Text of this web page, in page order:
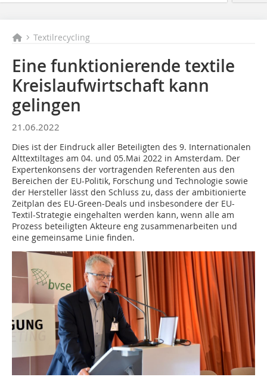
Textilrecycling
Eine funktionierende textile
Kreislaufwirtschaft kann
gelingen
21.06.2022
Dies ist der Eindruck aller Beteiligten des 9. Internationalen
Alttextiltages am 04. und 05.Mai 2022 in Amsterdam. Der
Expertenkonsens der vortragenden Referenten aus den
Bereichen der EU-Politik, Forschung und Technologie sowie
der Hersteller lässt den Schluss zu, dass der ambitionierte
Zeitplan des EU-Green-Deals und insbesondere der EU-
Textil-Strategie eingehalten werden kann, wenn alle am
Prozess beteiligten Akteure eng zusammenarbeiten und
eine gemeinsame Linie finden.